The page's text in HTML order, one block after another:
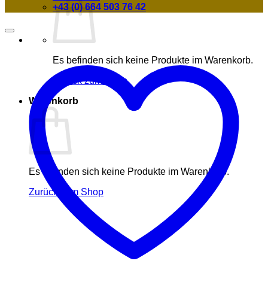
Es befinden sich keine Produkte im Warenkorb.
Zurück zum Shop
Warenkorb
Es befinden sich keine Produkte im Warenkorb.
Zurück zum Shop
+43 (0) 664 503 76 42